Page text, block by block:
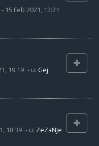
- 15 Feb 2021, 12:21
19:19 - u: Gej
18:39 - u: ZeZaNJe